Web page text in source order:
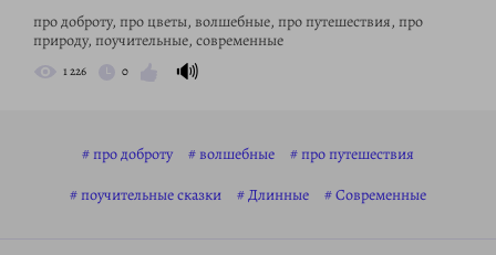
про доброту, про цветы, волшебные, про путешествия, про
природу, поучительные, современные
1 226 0 🔊
про доброту волшебные
про путешествия
поучительные сказки
Длинные Современные